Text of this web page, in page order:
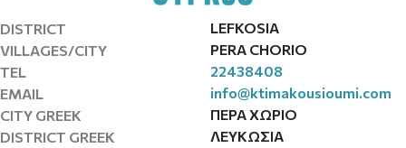
DISTRICT
LEFKOSIA
VILLAGES/CITY
PERA CHORIO
TEL
22438408
EMAIL
info@ktimakousioumi.com
CITY GREEK
ΠΕΡΑ ΧΩΡΙΟ
DISTRICT GREEK
ΛΕΥΚΩΣΙΑ